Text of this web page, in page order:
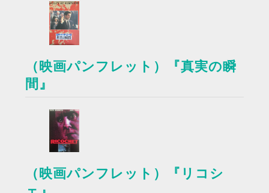
（映画パンフレット）『真実の瞬
間』
（映画パンフレット）『リコシ